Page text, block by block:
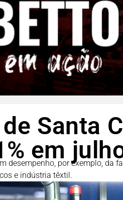
Santa
em
desempenho, por exemplo, da
e indústria têxtil.